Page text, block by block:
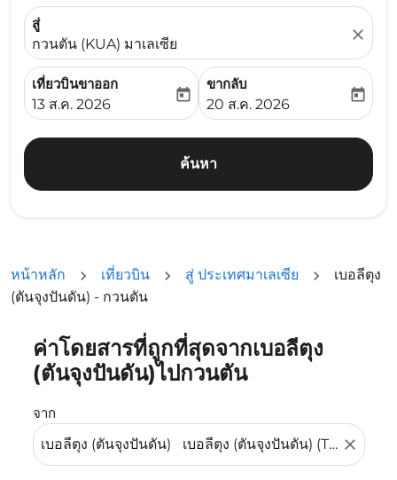
สู่
กวนตัน (KUA) มาเลเซีย
close
เที่ยวบินขาออก
fc-booking-departure-date-aria-label
13 ส.ค. 2026
today
ขากลับ
fc-booking-return-date-
20 ส.ค. 2026
today
ค้นหา
หน้าหลัก เที่ยวบิน สู่ ประเทศมาเลเซีย
เบอลีตุง
(ตันจุงปันดัน) - กวนตัน
ค่าโดยสารที่ถูกที่สุดจากเบอลีตุง
(ตันจุงปันดัน)ไปกวนตัน
จาก
close
ลองอัปเดตเส้นทางของคุณ (ต้นทางและ/หรือปลายทาง) หรื